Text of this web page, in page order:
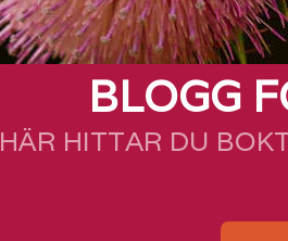
BLOGG
HÄR HITTAR DU